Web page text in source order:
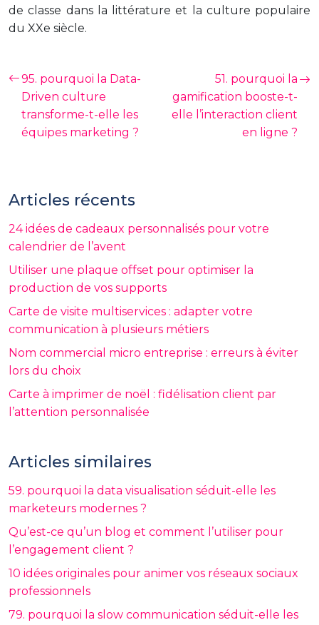
de classe dans la littérature et la culture populaire
du XXe siècle.
95. pourquoi la Data-
Driven culture
transforme-t-elle les
équipes marketing ?
51. pourquoi la
gamification booste-t-
elle l’interaction client
en ligne ?
Articles récents
24 idées de cadeaux personnalisés pour votre
calendrier de l’avent
Utiliser une plaque offset pour optimiser la
production de vos supports
Carte de visite multiservices : adapter votre
communication à plusieurs métiers
Nom commercial micro entreprise : erreurs à éviter
lors du choix
Carte à imprimer de noël : fidélisation client par
l’attention personnalisée
Articles similaires
59. pourquoi la data visualisation séduit-elle les
marketeurs modernes ?
Qu’est-ce qu’un blog et comment l’utiliser pour
l’engagement client ?
10 idées originales pour animer vos réseaux sociaux
professionnels
79. pourquoi la slow communication séduit-elle les